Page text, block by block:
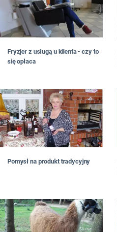
Fryzjer z usługą u klienta - czy to
się opłaca
Pomysł na produkt tradycyjny